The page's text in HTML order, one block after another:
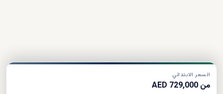
السعر الابتدائي
من 729,000 AED